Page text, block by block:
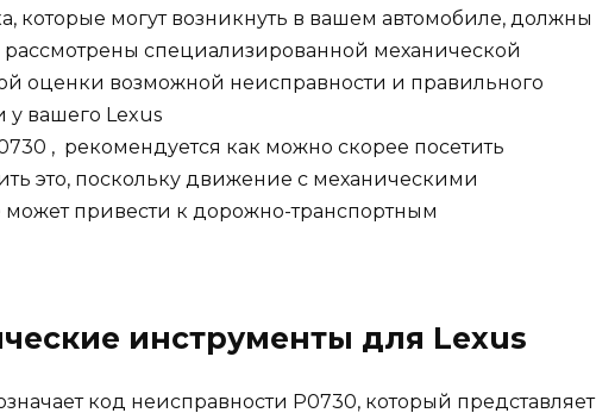
которые могут возникнуть в вашем автомобиле, должны
специализированной механической
оценки возможной неисправности и правильного
у вашего Lexus
, рекомендуется как можно скорее посетить
это, поскольку движение с механическими
привести к дорожно-транспортным
инструменты для Lexus
код неисправности P0730, который представляет